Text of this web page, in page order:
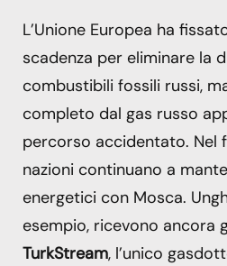
L’Unione Europea ha
scadenza per eliminare la
combustibili fossili russi,
completo dal gas russo
percorso accidentato. Nel
nazioni continuano a
energetici con Mosca.
esempio, ricevono ancora
TurkStream, l’unico